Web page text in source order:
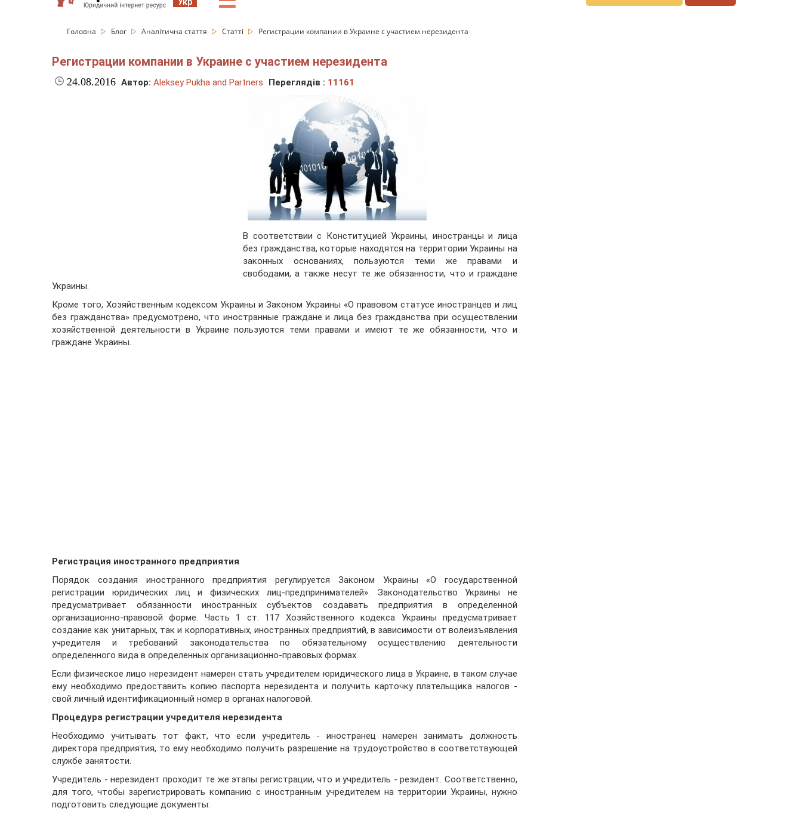
Головна Блог Аналітична стаття Статті Регистрации компании в Украине с участием нерезидента
Регистрации компании в Украине с участием нерезидента
24.08.2016 Автор: Aleksey Pukha and Partners Переглядів : 11161
В соответствии с Конституцией Украины, иностранцы и лица
без гражданства, которые находятся на территории Украины на
законных основаниях, пользуются теми же правами и
свободами, а также несут те же обязанности, что и граждане
Украины.
Кроме того, Хозяйственным кодексом Украины и Законом Украины «О правовом статусе иностранцев и лиц
без гражданства» предусмотрено, что иностранные граждане и лица без гражданства при осуществлении
хозяйственной деятельности в Украине пользуются теми правами и имеют те же обязанности, что и
граждане Украины.
Регистрация иностранного предприятия
Порядок создания иностранного предприятия регулируется Законом Украины «О государственной
регистрации юридических лиц и физических лиц-предпринимателей». Законодательство Украины не
предусматривает обязанности иностранных субъектов создавать предприятия в определенной
организационно-правовой форме. Часть 1 ст. 117 Хозяйственного кодекса Украины предусматривает
создание как унитарных, так и корпоративных, иностранных предприятий, в зависимости от волеизъявления
учредителя и требований законодательства по обязательному осуществлению деятельности
определенного вида в определенных организационно-правовых формах.
Если физическое лицо нерезидент намерен стать учредителем юридического лица в Украине, в таком случае
ему необходимо предоставить копию паспорта нерезидента и получить карточку плательщика налогов -
свой личный идентификационный номер в органах налоговой.
Процедура регистрации учредителя нерезидента
Необходимо учитывать тот факт, что если учредитель - иностранец намерен занимать должность
директора предприятия, то ему необходимо получить разрешение на трудоустройство в соответствующей
службе занятости.
Учредитель - нерезидент проходит те же этапы регистрации, что и учредитель - резидент. Соответственно,
для того, чтобы зарегистрировать компанию с иностранным учредителем на территории Украины, нужно
подготовить следующие документы: